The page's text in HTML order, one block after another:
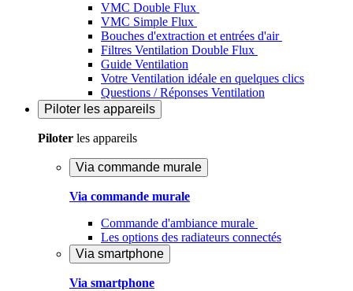
VMC Double Flux
VMC Simple Flux
Bouches d'extraction et entrées d'air
Filtres Ventilation Double Flux
Guide Ventilation
Votre Ventilation idéale en quelques clics
Questions / Réponses Ventilation
Piloter les appareils
Piloter les appareils
Via commande murale
Via commande murale
Commande d'ambiance murale
Les options des radiateurs connectés
Via smartphone
Via smartphone